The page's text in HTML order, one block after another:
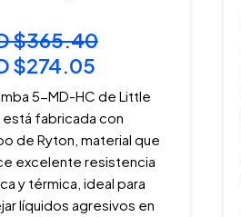
$365.40
$274.05
5-MD-HC de Little
está fabricada con
de Ryton, material que
excelente resistencia
y térmica, ideal para
líquidos agresivos en